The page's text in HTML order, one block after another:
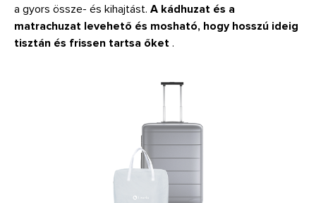
a gyors össze- és kihajtást. A kádhuzat és a
matrachuzat levehető és mosható, hogy hosszú ideig
tisztán és frissen tartsa őket .